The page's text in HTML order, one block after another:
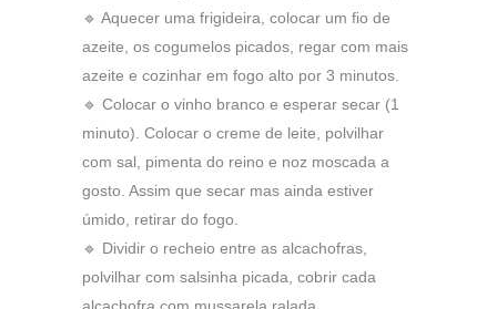
🔹 Aquecer uma frigideira, colocar um fio de
azeite, os cogumelos picados, regar com mais
azeite e cozinhar em fogo alto por 3 minutos.
🔹 Colocar o vinho branco e esperar secar (1
minuto). Colocar o creme de leite, polvilhar
com sal, pimenta do reino e noz moscada a
gosto. Assim que secar mas ainda estiver
úmido, retirar do fogo.
🔹 Dividir o recheio entre as alcachofras,
polvilhar com salsinha picada, cobrir cada